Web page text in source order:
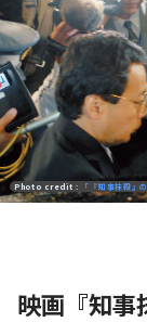
Photo credit : 「『知事抹殺』
映画『知事